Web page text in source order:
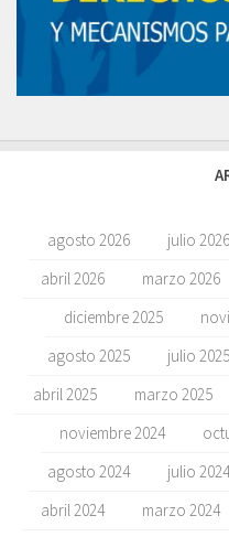
agosto 2026 julio 2026
abril 2026
marzo 2026
diciembre 2025
agosto 2025
julio 2025
abril 2025
marzo 2025
noviembre 2024
agosto 2024
julio 2024
abril 2024
marzo 2024